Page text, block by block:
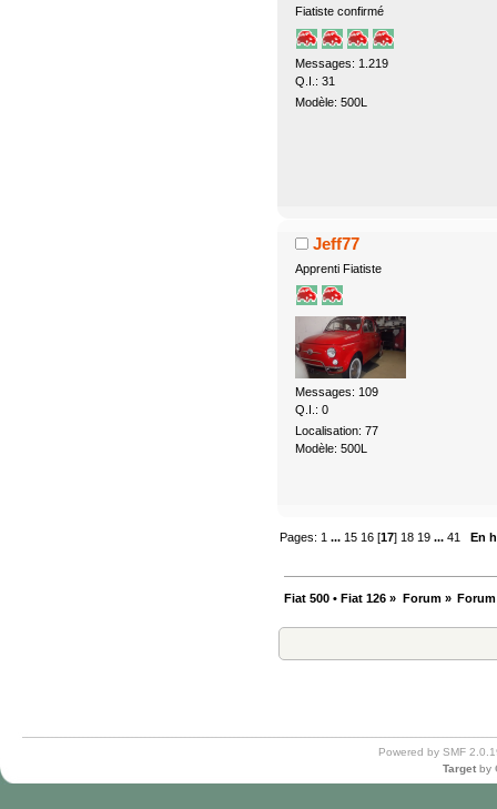
Fiatiste confirmé
Messages: 1.219
Q.I.: 31
Modèle: 500L
Jeff77
Apprenti Fiatiste
Messages: 109
Q.I.: 0
Localisation: 77
Modèle: 500L
Pages: 1 ... 15 16 [17] 18 19 ...41 En
Fiat 500 • Fiat 126 » Forum»
Powered by SMF
Target by